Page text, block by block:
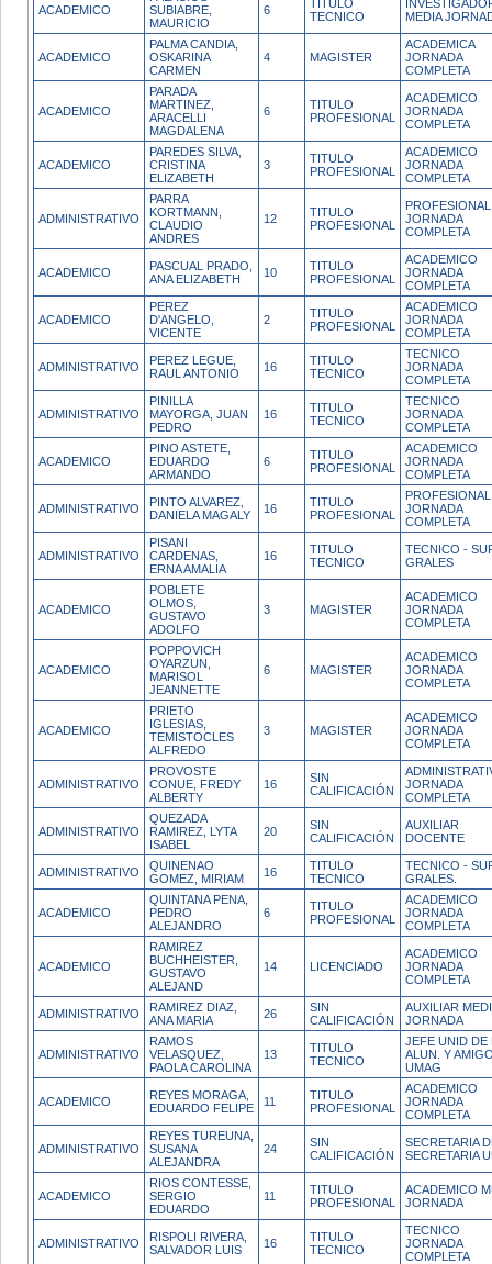
ACADEMICO
SUBIABRE,
MAURICIO
6
TITULO
TECNICO
MEDIA
ACADEMICO
PALMA CANDIA,
OSKARINA
CARMEN
4 MAGISTER
ACADEMICA
JORNADA
COMPLETA
ACADEMICO
PARADA
MARTINEZ,
ARACELLI
MAGDALENA
6
TITULO
PROFESIONAL
ACADEMICO
JORNADA
COMPLETA
ACADEMICO
PAREDES SILVA,
CRISTINA
ELIZABETH
3
TITULO
PROFESIONAL
ACADEMICO
JORNADA
COMPLETA
ADMINISTRATIVO
PARRA
KORTMANN,
CLAUDIO
ANDRES
12
TITULO
PROFESIONAL
PROFESIONAL
JORNADA
COMPLETA
ACADEMICO
PASCUAL PRADO,
ANA ELIZABETH
10
TITULO
PROFESIONAL
ACADEMICO
JORNADA
COMPLETA
ACADEMICO
PEREZ
D'ANGELO,
VICENTE
2
TITULO
PROFESIONAL
ACADEMICO
JORNADA
COMPLETA
ADMINISTRATIVO
PEREZ LEGUE,
RAUL ANTONIO
16
TITULO
TECNICO
TECNICO
JORNADA
COMPLETA
ADMINISTRATIVO
PINILLA
MAYORGA, JUAN
PEDRO
16
TITULO
TECNICO
TECNICO
JORNADA
COMPLETA
ACADEMICO
PINO ASTETE,
EDUARDO
ARMANDO
6
TITULO
PROFESIONAL
ACADEMICO
JORNADA
COMPLETA
ADMINISTRATIVO
PINTO ALVAREZ,
DANIELA MAGALY
16
TITULO
PROFESIONAL
PROFESIONAL
JORNADA
COMPLETA
ADMINISTRATIVO
PISANI
CARDENAS,
ERNA AMALIA
16
TITULO
TECNICO
TECNICO -
GRALES
ACADEMICO
POBLETE
OLMOS,
GUSTAVO
ADOLFO
3 MAGISTER
ACADEMICO
JORNADA
COMPLETA
ACADEMICO
POPPOVICH
OYARZUN,
MARISOL
JEANNETTE
6 MAGISTER
ACADEMICO
JORNADA
COMPLETA
ACADEMICO
PRIETO
IGLESIAS,
TEMISTOCLES
ALFREDO
3 MAGISTER
ACADEMICO
JORNADA
COMPLETA
ADMINISTRATIVO
PROVOSTE
CONUE, FREDY
ALBERTY
16
SIN
CALIFICACIÓN
JORNADA
COMPLETA
ADMINISTRATIVO
QUEZADA
RAMIREZ, LYTA
ISABEL
20
SIN
CALIFICACIÓN
AUXILIAR
DOCENTE
ADMINISTRATIVO
QUINENAO
GOMEZ, MIRIAM
16
TITULO
TECNICO
TECNICO -
GRALES.
ACADEMICO
QUINTANA PENA,
PEDRO
ALEJANDRO
6
TITULO
PROFESIONAL
ACADEMICO
JORNADA
COMPLETA
ACADEMICO
RAMIREZ
BUCHHEISTER,
GUSTAVO
ALEJAND
14 LICENCIADO
ACADEMICO
JORNADA
COMPLETA
ADMINISTRATIVO
RAMIREZ DIAZ,
ANA MARIA
26
SIN
CALIFICACIÓN
AUXILIAR
JORNADA
ADMINISTRATIVO
RAMOS
VELASQUEZ,
PAOLA CAROLINA
13
TITULO
TECNICO
JEFE UNID DE
ALUN. Y
UMAG
ACADEMICO
REYES MORAGA,
EDUARDO FELIPE
11
TITULO
PROFESIONAL
ACADEMICO
JORNADA
COMPLETA
ADMINISTRATIVO
REYES TUREUNA,
SUSANA
ALEJANDRA
24
SIN
CALIFICACIÓN
SECRETARIA
SECRETARIA
ACADEMICO
RIOS CONTESSE,
SERGIO
EDUARDO
11
TITULO
PROFESIONAL
ACADEMICO
JORNADA
ADMINISTRATIVO
RISPOLI RIVERA,
SALVADOR LUIS
16
TITULO
TECNICO
TECNICO
JORNADA
COMPLETA